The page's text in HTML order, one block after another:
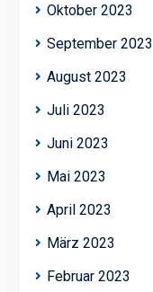
Oktober 2023
September 2023
August 2023
Juli 2023
Juni 2023
Mai 2023
April 2023
März 2023
Februar 2023